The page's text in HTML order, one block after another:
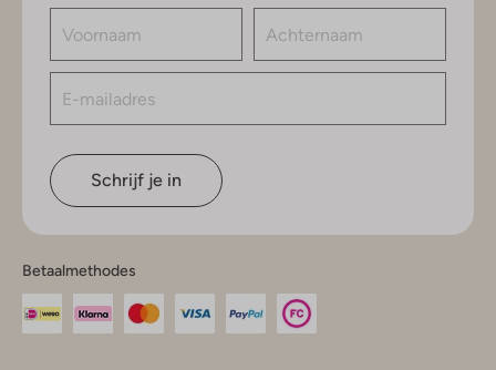
Schrijf je in
Betaalmethodes